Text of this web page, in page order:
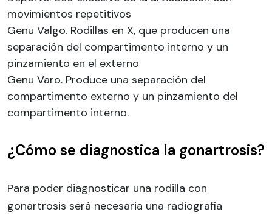
movimientos repetitivos
Genu Valgo. Rodillas en X, que producen una
separación del compartimento interno y un
pinzamiento en el externo
Genu Varo. Produce una separación del
compartimento externo y un pinzamiento del
compartimento interno.
¿Cómo se diagnostica la gonartrosis?
Para poder diagnosticar una rodilla con
gonartrosis será necesaria una radiografía